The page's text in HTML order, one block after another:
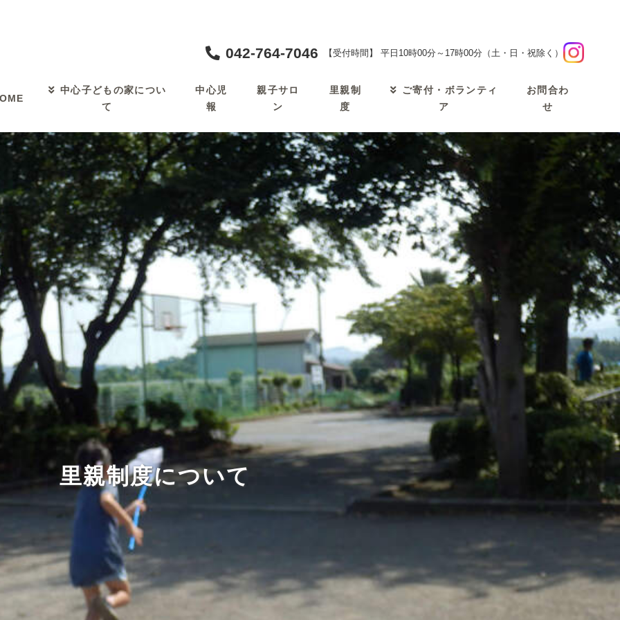
042-764-7046 【受付時間】 平日10時00分～17時00分（土・日・祝除く）
中心子どもの家につい
て
中心児
報
親子サロ
ン
里親制
度
ご寄付・ボランティ
ア
お問合わ
せ
里親制度について